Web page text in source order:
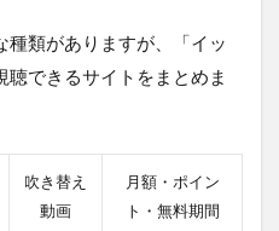
類がありますが、「イッ
聴できるサイトをまとめま
吹き替え
動画
月額・ポイン
ト・無料期間